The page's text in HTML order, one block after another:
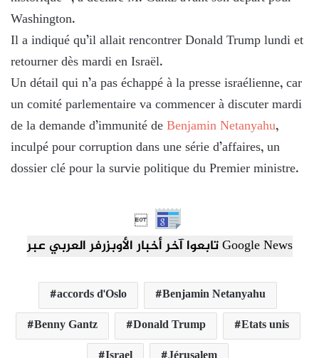
Washington.
Il a indiqué qu’il allait rencontrer Donald Trump lundi et
retourner dès mardi en Israël.
Un détail qui n’a pas échappé à la presse israélienne, car
un comité parlementaire va commencer à discuter mardi
de la demande d’immunité deBenjamin Netanyahu,
inculpé pour corruption dans une série d’affaires, un
dossier clé pour la survie politique du Premier ministre.

تابعوا آخر أخبار الأوبزرفر العربي عبر Google News
accords d'Oslo
Benjamin Netanyahu
Benny Gantz
Donald Trump
Etats unis